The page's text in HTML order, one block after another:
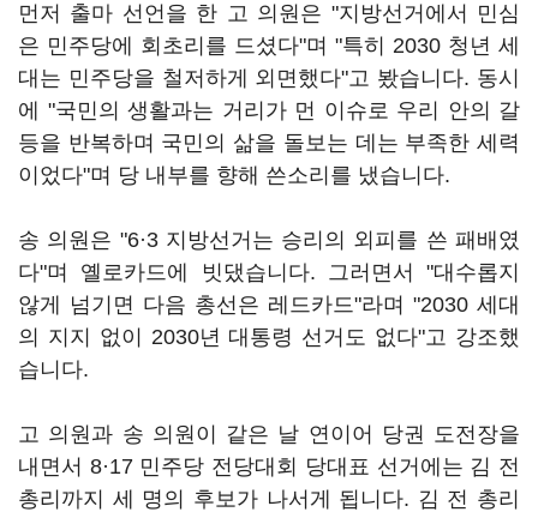
먼저 출마 선언을 한 고 의원은 "지방선거에서 민심
은 민주당에 회초리를 드셨다"며 "특히 2030 청년 세
대는 민주당을 철저하게 외면했다"고 봤습니다. 동시
에 "국민의 생활과는 거리가 먼 이슈로 우리 안의 갈
등을 반복하며 국민의 삶을 돌보는 데는 부족한 세력
이었다"며 당 내부를 향해 쓴소리를 냈습니다.
송 의원은 "6·3 지방선거는 승리의 외피를 쓴 패배였
다"며 옐로카드에 빗댔습니다. 그러면서 "대수롭지
않게 넘기면 다음 총선은 레드카드"라며 "2030 세대
의 지지 없이 2030년 대통령 선거도 없다"고 강조했
습니다.
고 의원과 송 의원이 같은 날 연이어 당권 도전장을
내면서 8·17 민주당 전당대회 당대표 선거에는 김 전
총리까지 세 명의 후보가 나서게 됩니다. 김 전 총리